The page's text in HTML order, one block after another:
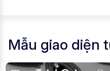
Mẫu giao diện